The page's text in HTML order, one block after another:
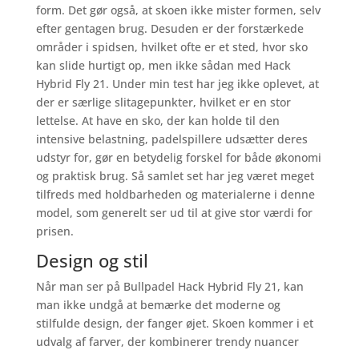
form. Det gør også, at skoen ikke mister formen, selv
efter gentagen brug. Desuden er der forstærkede
områder i spidsen, hvilket ofte er et sted, hvor sko
kan slide hurtigt op, men ikke sådan med Hack
Hybrid Fly 21. Under min test har jeg ikke oplevet, at
der er særlige slitagepunkter, hvilket er en stor
lettelse. At have en sko, der kan holde til den
intensive belastning, padelspillere udsætter deres
udstyr for, gør en betydelig forskel for både økonomi
og praktisk brug. Så samlet set har jeg været meget
tilfreds med holdbarheden og materialerne i denne
model, som generelt ser ud til at give stor værdi for
prisen.
Design og stil
Når man ser på Bullpadel Hack Hybrid Fly 21, kan
man ikke undgå at bemærke det moderne og
stilfulde design, der fanger øjet. Skoen kommer i et
udvalg af farver, der kombinerer trendy nuancer